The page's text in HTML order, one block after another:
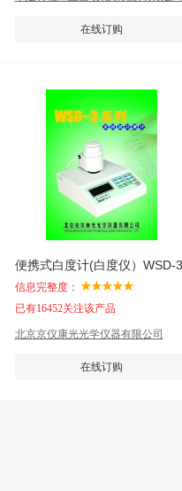
在线订购
便携式白度计(白度仪）WSD-
信息完整度：
已有16452关注该产品
北京京仪康光光学仪器有限公司
在线订购